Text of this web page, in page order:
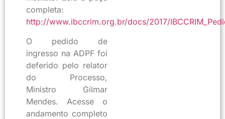
completa:
http://www.ibccrim.org.br/docs/2017/
O pedido de
ingresso na ADPF foi
deferido pelo relator
do Processo,
Ministro Gilmar
Mendes. Acesse o
andamento completo